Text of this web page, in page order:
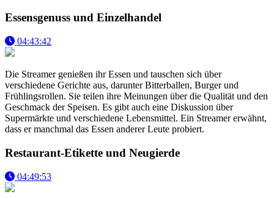
Essensgenuss und Einzelhandel
04:43:42
Die Streamer genießen ihr Essen und tauschen sich über
verschiedene Gerichte aus, darunter Bitterballen, Burger und
Frühlingsrollen. Sie teilen ihre Meinungen über die Qualität und den
Geschmack der Speisen. Es gibt auch eine Diskussion über
Supermärkte und verschiedene Lebensmittel. Ein Streamer erwähnt,
dass er manchmal das Essen anderer Leute probiert.
Restaurant-Etikette und Neugierde
04:49:53